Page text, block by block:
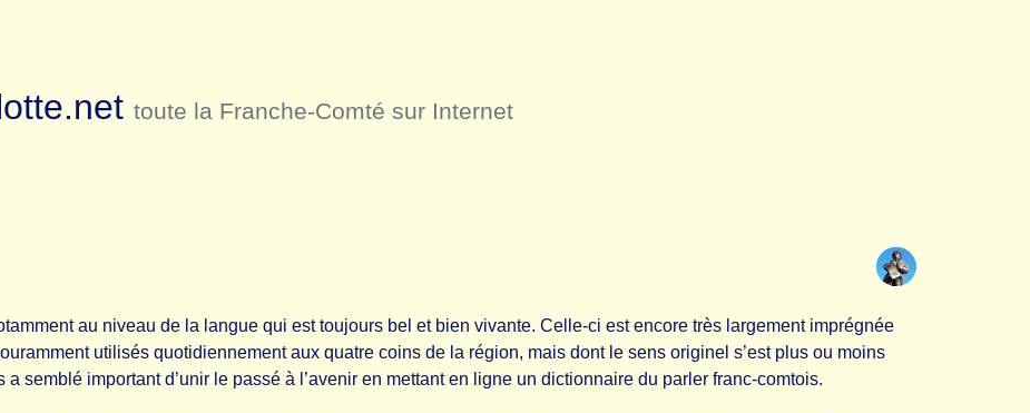
toute la Franche-Comté sur Internet
au niveau de la langue qui est toujours bel et bien vivante. Celle-ci est encore très largement imprégnée
utilisés quotidiennement aux quatre coins de la région, mais dont le sens originel s’est plus ou moins
semblé important d’unir le passé à l’avenir en mettant en ligne un dictionnaire du parler franc-comtois.